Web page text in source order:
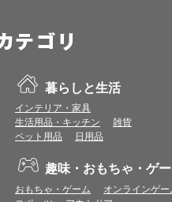
暮らしと生活
インテリア・家具
生活用品・キッチン
雑貨
ペット用品
日用品
趣味・おもちゃ・ゲ
おもちゃ・ゲーム
オンラインゲー